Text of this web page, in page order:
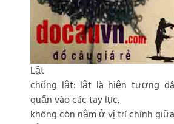
Lật
chống lật: lật là hiện tượng
quấn vào các tay lục,
không còn nằm ở vị trí chính